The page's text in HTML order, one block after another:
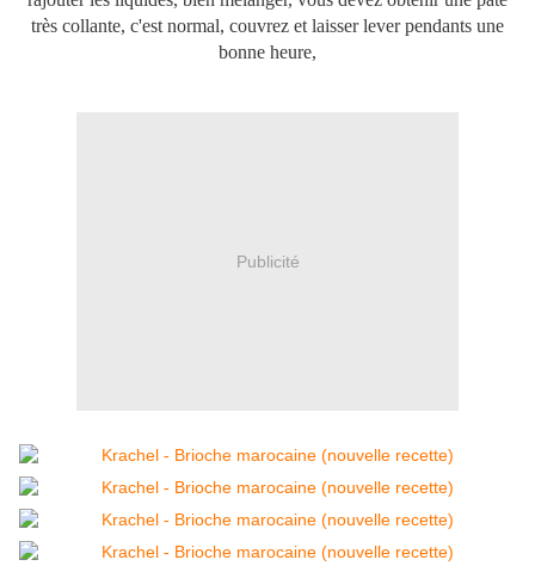
très collante, c'est normal, couvrez et laisser lever pendants une
bonne heure,
Publicité